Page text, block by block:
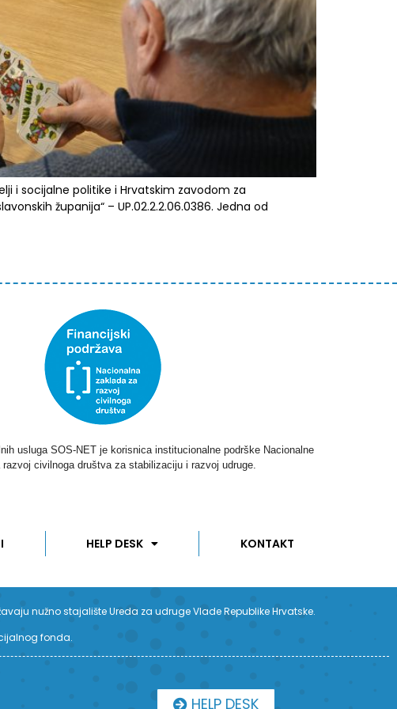
i socijalne politike i Hrvatskim zavodom za
županija“ – UP.02.2.2.06.0386. Jedna od
usluga SOS-NET je korisnica institucionalne podrške Nacionalne
civilnoga društva za stabilizaciju i razvoj udruge.
HELP DESK KONTAKT
nužno stajalište Ureda za udruge Vlade Republike Hrvatske.
fonda.
HELP DESK